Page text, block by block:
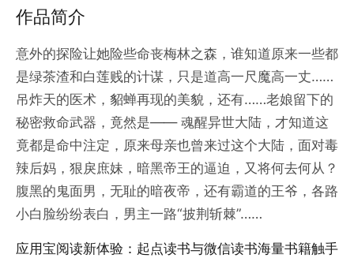
作品简介
意外的探险让她险些命丧梅林之森，谁知道原来一些都
是绿茶渣和白莲贱的计谋，只是道高一尺魔高一丈……
吊炸天的医术，貂蝉再现的美貌，还有……老娘留下的
秘密救命武器，竟然是—— 魂醒异世大陆，才知道这
竟都是命中注定，原来母亲也曾来过这个大陆，面对毒
辣后妈，狠戾庶妹，暗黑帝王的逼迫，又将何去何从？
腹黑的鬼面男，无耻的暗夜帝，还有霸道的王爷，各路
小白脸纷纷表白，男主一路“披荆斩棘”……
应用宝阅读新体验：起点读书与微信读书海量书籍触手